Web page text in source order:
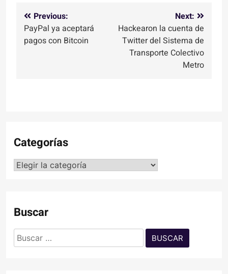
Navegación
de
Previous:
PayPal ya aceptará
pagos con Bitcoin
Next:
Hackearon la cuenta de
Twitter del Sistema de
Transporte Colectivo
Metro
Categorías
Categorías
Buscar
Buscar: